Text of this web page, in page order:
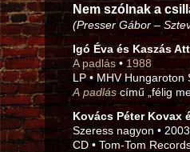
Nem szólnak a
(Presser Gábor –
Igó Éva és Kaszás
A padlás • 1988
LP • MHV Hungaroton
A padláscímű „félig
Kovács Péter Kovax
Szeress nagyon • 2003
CD • Tom-Tom